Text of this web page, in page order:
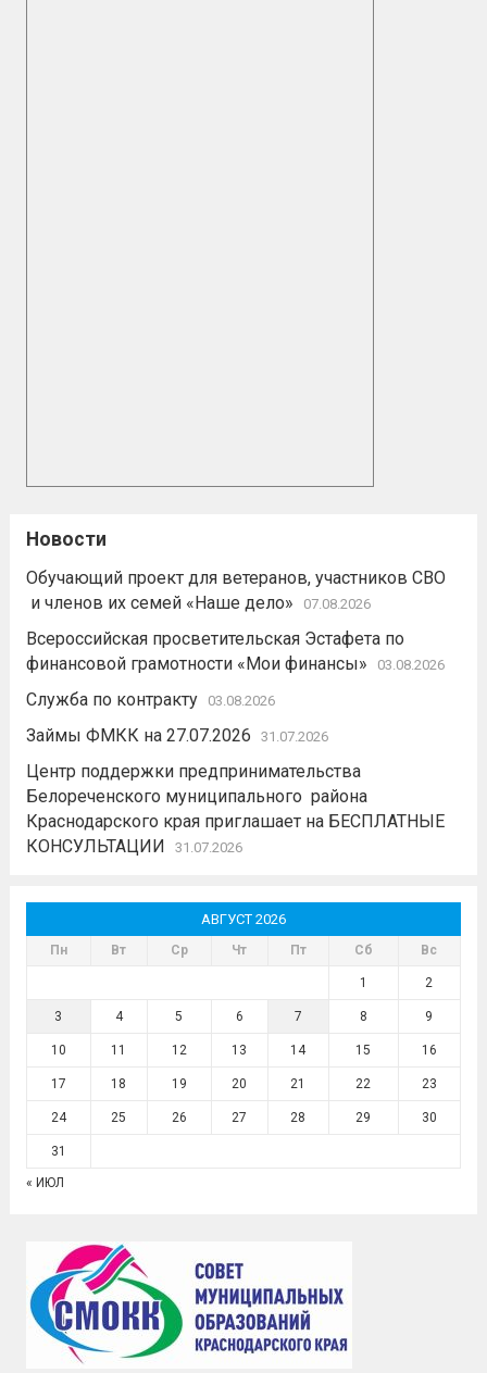
Новости
Обучающий проект для ветеранов, участников СВО
и членов их семей «Наше дело»
07.08.2026
Всероссийская просветительская Эстафета по
финансовой грамотности «Мои финансы»
03.08.2026
Служба по контракту 03.08.2026
Займы ФМКК на 27.07.2026 31.07.2026
Центр поддержки предпринимательства
Белореченского муниципального района
Краснодарского края приглашает на БЕСПЛАТНЫЕ
КОНСУЛЬТАЦИИ
31.07.2026
АВГУСТ 2026
Пн Вт Ср Чт Пт Сб Вс
1 2
3 4 5 6 7 8 9
10 11 12 13 14 15 16
17 18 19 20 21 22 23
24 25 26 27 28 29 30
31
« ИЮЛ